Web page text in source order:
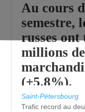
Au cours
semestre,
russes
millions
(+5,8%).
Saint-Pétersbourg
Trafic record au